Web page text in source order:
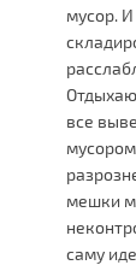
мусор.
все
мешки
саму